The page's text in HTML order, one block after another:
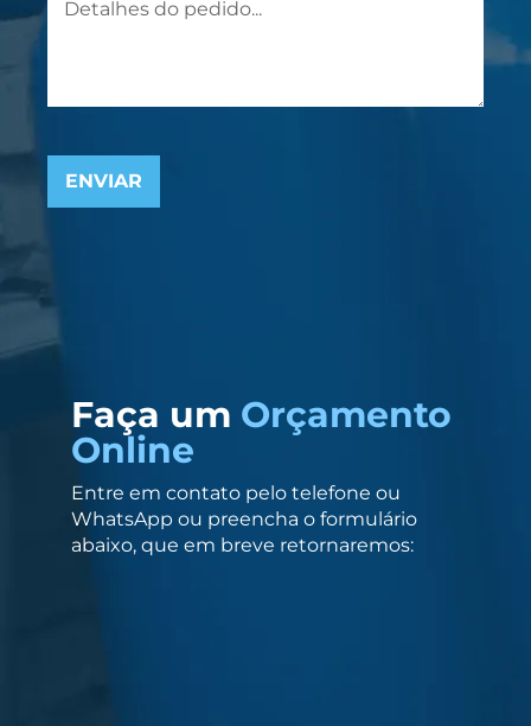
Faça um Orçamento
Online
Entre em contato pelo telefone ou
WhatsApp ou preencha o formulário
abaixo, que em breve retornaremos:
ENVIAR